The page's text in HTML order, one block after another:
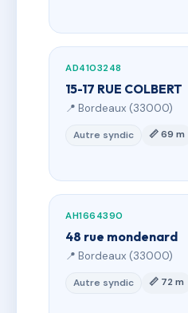
AD4103248
15-17 RUE COLBERT
📍 Bordeaux (33000)
Autre syndic 📏 69 m
AH1664390
48 rue mondenard
📍 Bordeaux (33000)
Autre syndic 📏 72 m